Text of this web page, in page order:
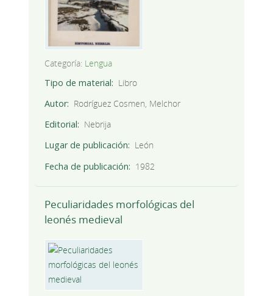
Categoría: Lengua
Tipo de material
Libro
Autor
Rodríguez Cosmen, Melchor
Editorial
Nebrija
Lugar de publicación
León
Fecha de publicación
1982
Peculiaridades morfológicas del
leonés medieval